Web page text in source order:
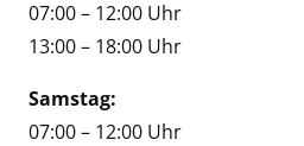
07:00 – 12:00 Uhr
13:00 – 18:00 Uhr
Samstag:
07:00 – 12:00 Uhr